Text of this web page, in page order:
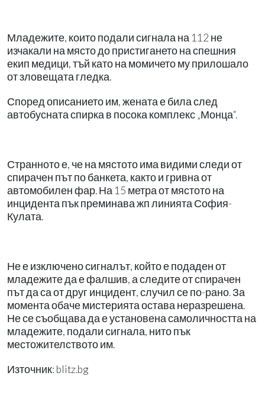
Младежите, които подали сигнала на 112 не
изчакали на място до пристигането на спешния
екип медици, тъй като на момичето му прилошало
от зловещата гледка.
Според описанието им, жената е била след
автобусната спирка в посока комплекс „Монца“.
Странното е, че на мястото има видими следи от
спирачен път по банкета, както и гривна от
автомобилен фар. На 15 метра от мястото на
инцидента пък преминава жп линията София-
Кулата.
Не е изключено сигналът, който е подаден от
младежите да е фалшив, а следите от спирачен
път да са от друг инцидент, случил се по-рано. За
момента обаче мистерията остава неразрешена.
Не се съобщава да е установена самоличността на
младежите, подали сигнала, нито пък
местожителството им.
Източник: blitz.bg